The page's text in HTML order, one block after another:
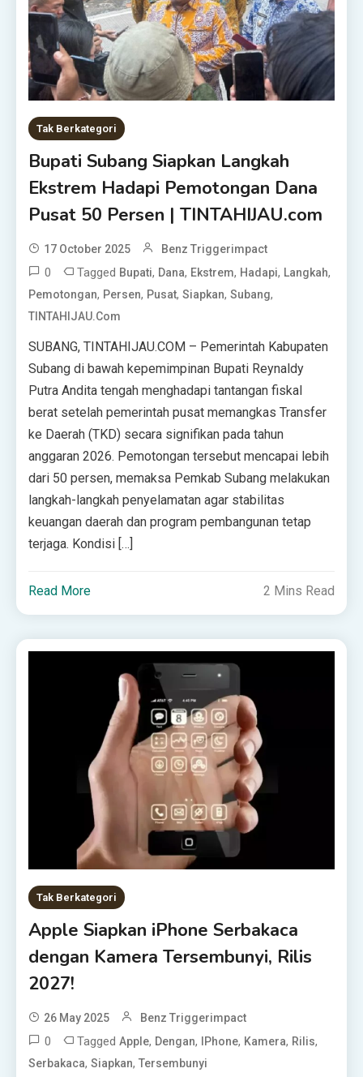
Tak Berkategori
Bupati Subang Siapkan Langkah
Ekstrem Hadapi Pemotongan Dana
Pusat 50 Persen | TINTAHIJAU.com
17 October 2025 Benz Triggerimpact
0 Tagged Bupati, Dana, Ekstrem, Hadapi, Langkah,
Pemotongan, Persen, Pusat,Siapkan,Subang,
TINTAHIJAU.com
SUBANG, TINTAHIJAU.COM – Pemerintah Kabupaten
Subang di bawah kepemimpinan Bupati Reynaldy
Putra Andita tengah menghadapi tantangan fiskal
berat setelah pemerintah pusat memangkas Transfer
ke Daerah (TKD) secara signifikan pada tahun
anggaran 2026. Pemotongan tersebut mencapai lebih
dari 50 persen, memaksa Pemkab Subang melakukan
langkah-langkah penyelamatan agar stabilitas
keuangan daerah dan program pembangunan tetap
terjaga. Kondisi […]
Read More 2 Mins Read
Tak Berkategori
Apple Siapkan iPhone Serbakaca
dengan Kamera Tersembunyi, Rilis
2027!
26 May 2025 Benz Triggerimpact
0 TaggedApple, Dengan, IPhone, Kamera, Rilis,
Serbakaca,Siapkan,Tersembunyi